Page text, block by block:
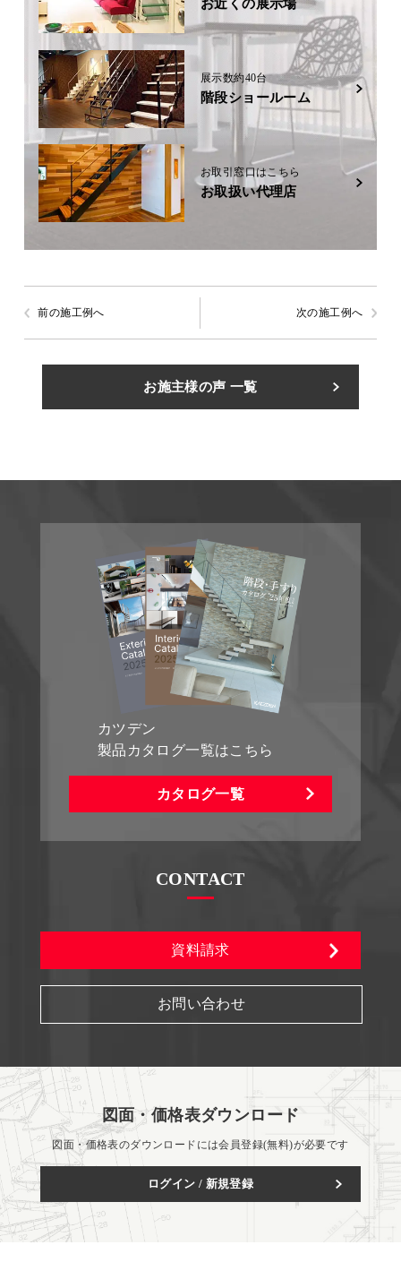
お近くの展示場
展示数約40台
階段ショールーム
お取引窓口はこちら
お取扱い代理店
前の施工例へ 次の施工例へ
お施主様の声 一覧
カツデン
製品カタログ一覧はこちら
カタログ一覧
CONTACT
資料請求
お問い合わせ
図面・価格表ダウンロード
図面・価格表のダウンロードには会員登録(無料)が必要です
ログイン / 新規登録